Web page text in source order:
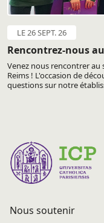
LE 26 SEPT. 26
Rencontrez-nous
Venez nous rencontrer au
Reims ! L'occasion de
questions sur notre
Nous soutenir